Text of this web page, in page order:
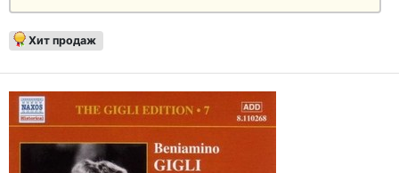
Хит продаж